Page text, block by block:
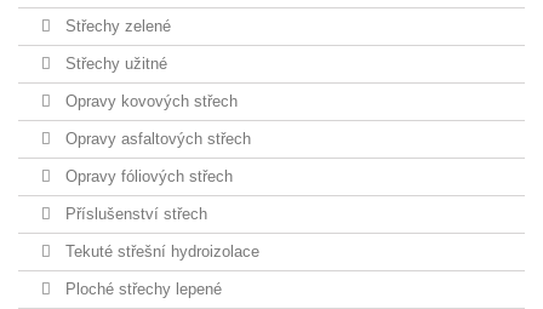
Střechy zelené
Střechy užitné
Opravy kovových střech
Opravy asfaltových střech
Opravy fóliových střech
Příslušenství střech
Tekuté střešní hydroizolace
Ploché střechy lepené